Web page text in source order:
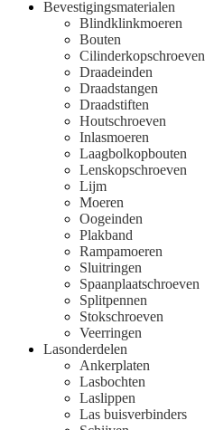
Bevestigingsmaterialen
Blindklinkmoeren
Bouten
Cilinderkopschroeven
Draadeinden
Draadstangen
Draadstiften
Houtschroeven
Inlasmoeren
Laagbolkopbouten
Lenskopschroeven
Lijm
Moeren
Oogeinden
Plakband
Rampamoeren
Sluitringen
Spaanplaatschroeven
Splitpennen
Stokschroeven
Veerringen
Lasonderdelen
Ankerplaten
Lasbochten
Laslippen
Las buisverbinders